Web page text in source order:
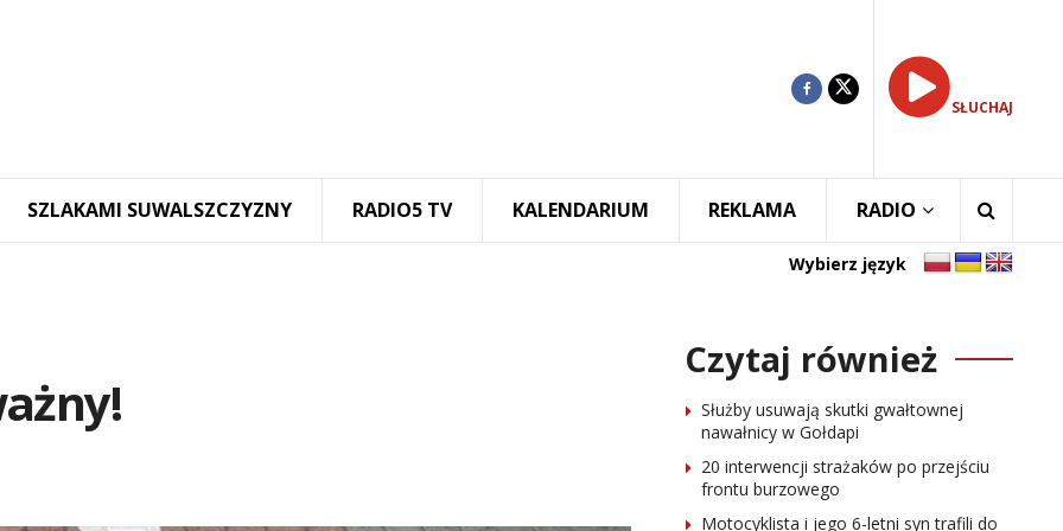
SŁUCHAJ
SZLAKAMI SUWALSZCZYZNY RADIO5 TV KALENDARIUM REKLAMA RADIO
Wybierz język
Czytaj również
Służby usuwają skutki gwałtownej
nawałnicy w Gołdapi
20 interwencji strażaków po przejściu
frontu burzowego
Motocyklista i jego 6-letni syn trafili do